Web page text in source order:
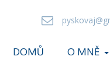
DOMŮ O MNĚ